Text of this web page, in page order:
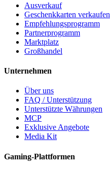
Ausverkauf
Geschenkkarten verkaufen
Empfehlungsprogramm
Partnerprogramm
Marktplatz
Großhandel
Unternehmen
Über uns
FAQ / Unterstützung
Unterstützte Währungen
MCP
Exklusive Angebote
Media Kit
Gaming-Plattformen